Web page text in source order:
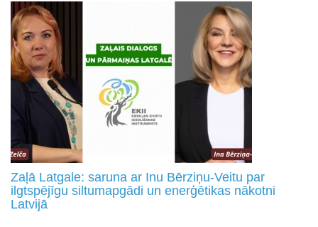
Zaļā Latgale: saruna ar Inu Bērziņu-Veitu par
ilgtspējīgu siltumapgādi un enerģētikas nākotni
Latvijā